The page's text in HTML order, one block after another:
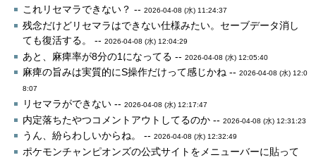
これリセマラできない？ --2026-04-08 (水) 11:24:37
残念だけどリセマラはできない仕様みたい。セーブデータ消し
ても復活する。 --2026-04-08 (水) 12:04:29
あと、麻痺率が8分の1になってる --2026-04-08 (水) 12:05:40
麻痺の旨みは実質的にS操作だけって感じかね --2026-04-08 (水) 12:0
8:07
リセマラができない --2026-04-08 (水) 12:17:47
内定落ちたやつコメントアウトしてるのか --2026-04-08 (水) 12:31:23
うん、紛らわしいからね。 --2026-04-08 (水) 12:32:49
ポケモンチャンピオンズの公式サイトをメニューバーに貼って